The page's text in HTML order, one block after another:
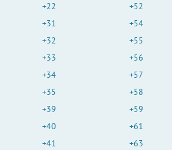
+22
+31
+32
+33
+34
+35
+39
+40
+41
+52
+54
+55
+56
+57
+58
+59
+61
+63